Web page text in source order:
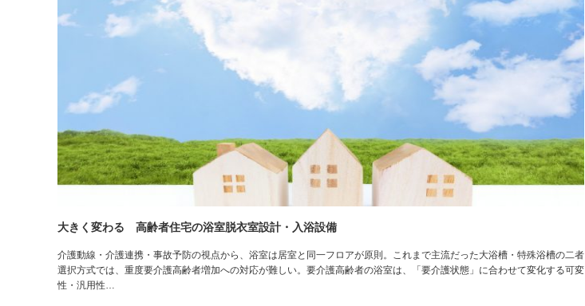
大きく変わる 高齢者住宅の浴室脱衣室設計・入浴設備
介護動線・介護連携・事故予防の視点から、浴室は居室と同一フロアが原則。これまで主流だった大浴槽・特殊浴槽の二者
選択方式では、重度要介護高齢者増加への対応が難しい。要介護高齢者の浴室は、「要介護状態」に合わせて変化する可変
性・汎用性…